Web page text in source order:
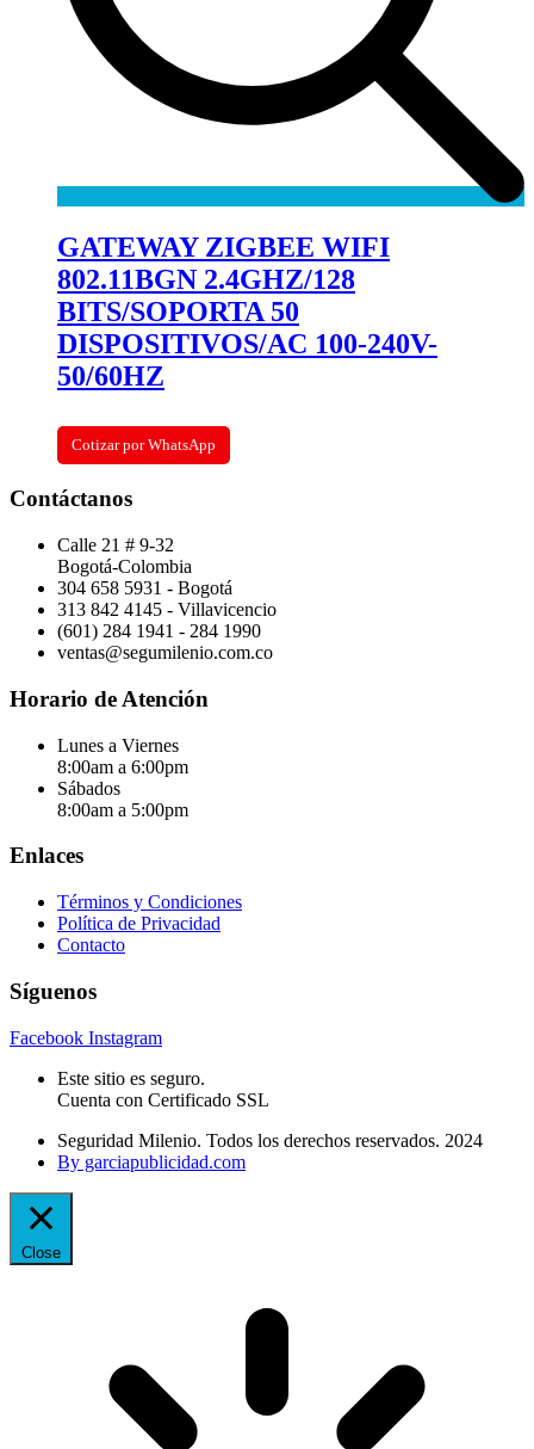
GATEWAY ZIGBEE WIFI
802.11BGN 2.4GHZ/128
BITS/SOPORTA 50
DISPOSITIVOS/AC 100-240V-
50/60HZ
Cotizar por WhatsApp
Contáctanos
Calle 21 # 9-32
Bogotá-Colombia
304 658 5931 - Bogotá
313 842 4145 - Villavicencio
(601) 284 1941 - 284 1990
ventas@segumilenio.com.co
Horario de Atención
Lunes a Viernes
8:00am a 6:00pm
Sábados
8:00am a 5:00pm
Enlaces
Términos y Condiciones
Política de Privacidad
Contacto
Síguenos
Facebook Instagram
Este sitio es seguro.
Cuenta con Certificado SSL
Seguridad Milenio. Todos los derechos reservados. 2024
By garciapublicidad.com
Close